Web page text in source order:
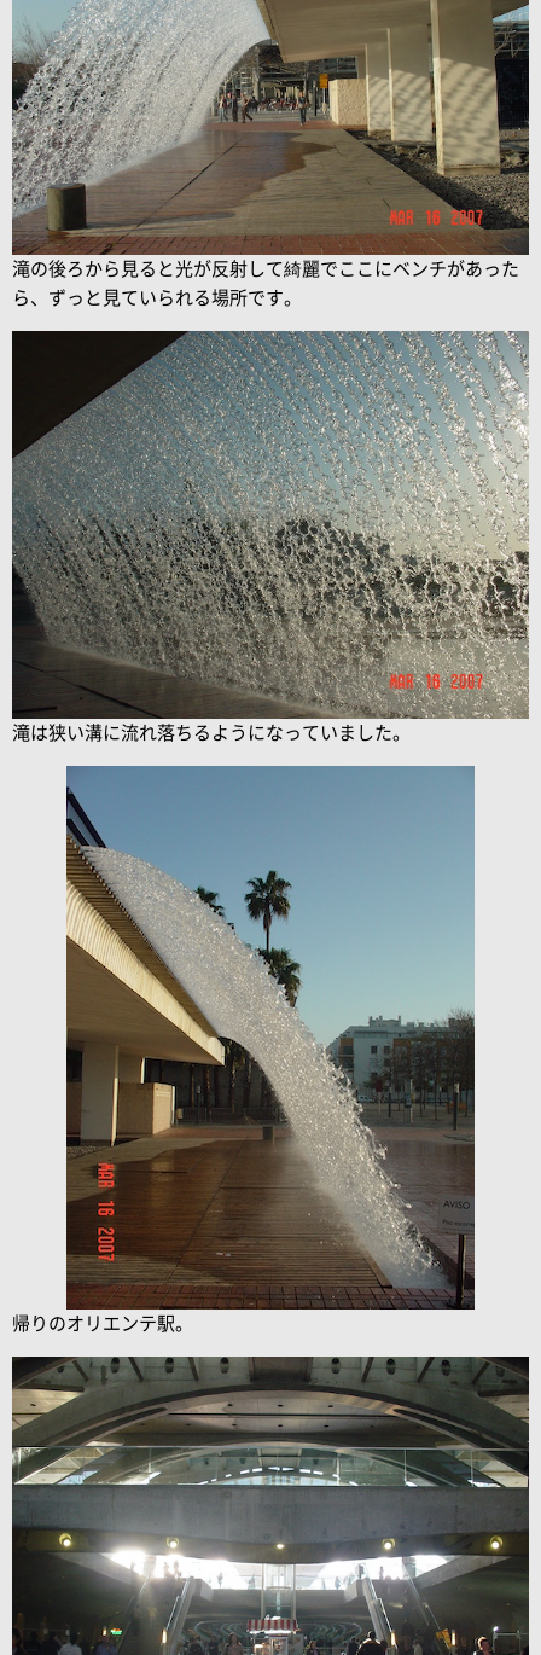
滝の後ろから見ると光が反射して綺麗でここにベンチがあった
ら、ずっと見ていられる場所です。
滝は狭い溝に流れ落ちるようになっていました。
帰りのオリエンテ駅。